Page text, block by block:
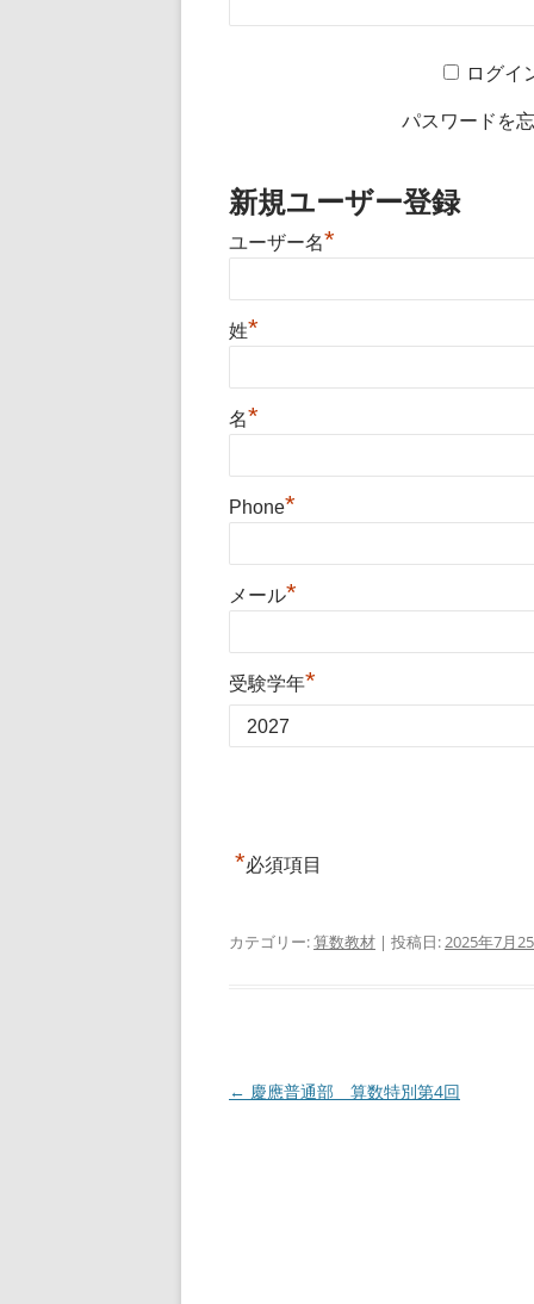
ログイ
パスワードを
新規ユーザー登録
ユーザー名*
姓*
名*
Phone*
メール*
受験学年*
*必須項目
カテゴリー:算数教材 | 投稿日:2025年7月
投
← 慶應普通部 算数特別第4回